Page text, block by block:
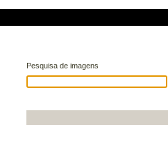
Pesquisa de imagens